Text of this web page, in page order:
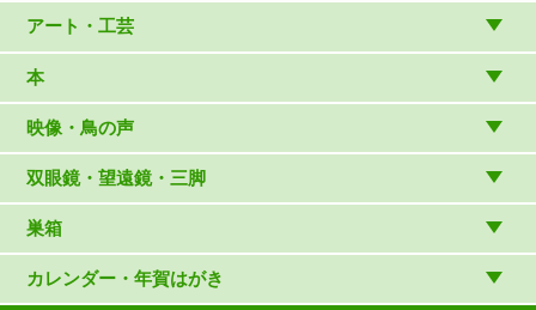
バードウォッチング用品
ゲーム・ホビー・文具
食品
アート・工芸
雑貨（村上康成）
マスコット・ブローチほか
本
図鑑
読み物
写真集・ガイドブック・絵本
日本野鳥の会連携団体の出版物
映像・鳥の声
CD
DVD・ブルーレイ・ビデオ
鳴き声タッチペンなど
双眼鏡・望遠鏡・三脚
スターターセット
双眼鏡
巣箱
巣箱など
カレンダー・年賀はがき